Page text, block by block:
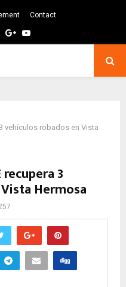
Contact
GoogleYoutube
vehículos robados en Vista
3
Hermosa